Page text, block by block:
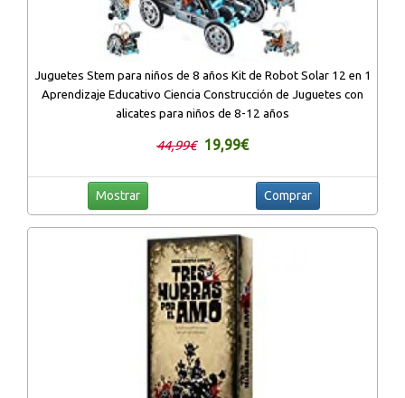
Juguetes Stem para niños de 8 años Kit de Robot Solar 12 en 1
Aprendizaje Educativo Ciencia Construcción de Juguetes con
alicates para niños de 8-12 años
44,99€ 19,99€
Mostrar Comprar